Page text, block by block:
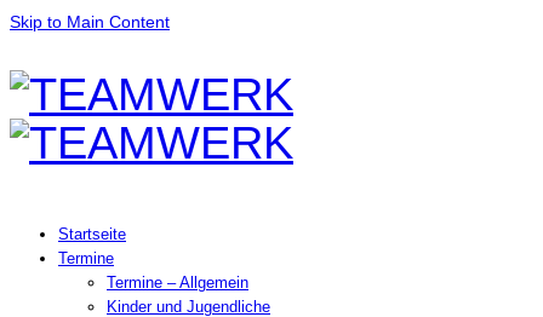
Skip to Main Content
Startseite
Termine
Termine – Allgemein
Kinder und Jugendliche